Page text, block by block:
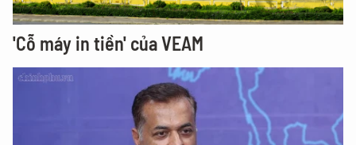
'Cỗ máy in tiền' của VEAM